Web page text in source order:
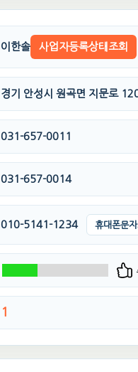
이한솔 사업자등록상태조회
경기 안성시 원곡면 지문로
031-657-0011
031-657-0014
010-5141-1234 휴대폰문
1